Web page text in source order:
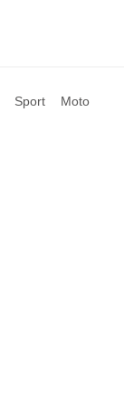
Sport Moto